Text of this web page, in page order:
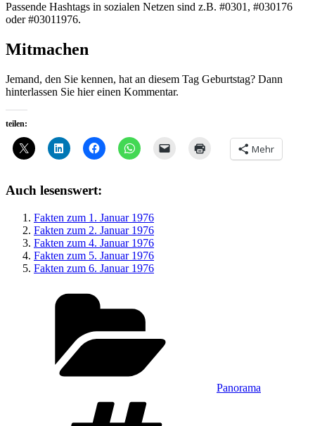
Passende Hashtags in sozialen Netzen sind z.B. #0301, #030176
oder #03011976.
Mitmachen
Jemand, den Sie kennen, hat an diesem Tag Geburtstag? Dann
hinterlassen Sie hier einen Kommentar.
teilen:
Mehr
Auch lesenswert:
Fakten zum 1. Januar 1976
Fakten zum 2. Januar 1976
Fakten zum 4. Januar 1976
Fakten zum 5. Januar 1976
Fakten zum 6. Januar 1976
Panorama